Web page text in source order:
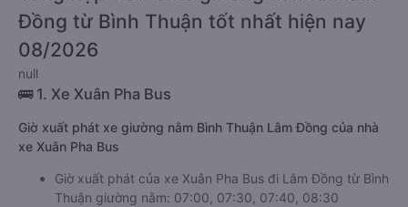
Đồng từ Bình Thuận tốt nhất hiện nay
08/2026
null
🚌 1. Xe Xuân Pha Bus
Giờ xuất phát xe giường nằm Bình Thuận Lâm Đồng của nhà
xe Xuân Pha Bus
Giờ xuất phát của xe Xuân Pha Bus đi Lâm Đồng từ Bình
Thuận giường nằm: 07:00, 07:30, 07:40, 08:30